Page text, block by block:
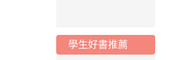
停」一案，請各位用
路人留意
學生好書推薦